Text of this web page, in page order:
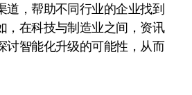
道，帮助不同行业的企业找到
，在科技与制造业之间，资讯
讨智能化升级的可能性，从而